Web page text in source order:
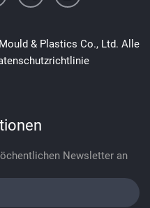
& Plastics Co., Ltd. Alle
Newsletter an